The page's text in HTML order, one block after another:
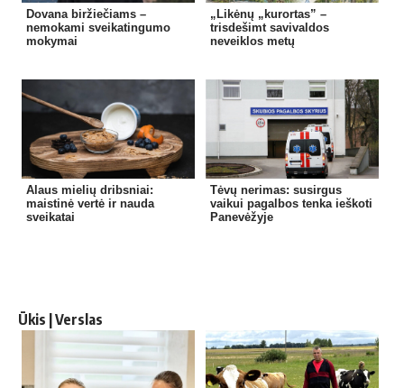
Dovana biržiečiams –
nemokami sveikatingumo
mokymai
„Likėnų „kurortas” –
trisdešimt savivaldos
neveiklos metų
Alaus mielių dribsniai:
maistinė vertė ir nauda
sveikatai
Tėvų nerimas: susirgus
vaikui pagalbos tenka ieškoti
Panevėžyje
Ūkis | Verslas